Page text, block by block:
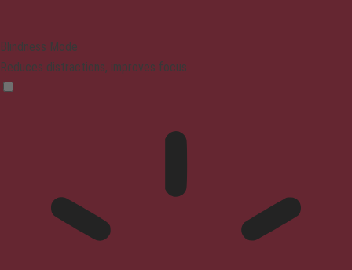
Blindness Mode
Reduces distractions, improves focus